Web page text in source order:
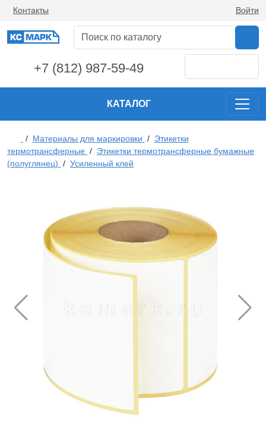
Контакты Войти
+7 (812) 987-59-49
КАТАЛОГ
/ Материалы для маркировки / Этикетки
термотрансферные / Этикетки термотрансферные бумажные
(полуглянец) / Усиленный клей